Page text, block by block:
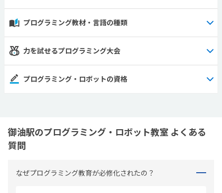
プログラミング教材・言語の種類
力を試せるプログラミング大会
プログラミング・ロボットの資格
御油駅のプログラミング・ロボット教室 よくある
質問
なぜプログラミング教育が必修化されたの？